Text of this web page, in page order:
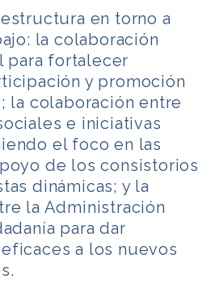
en torno a
la colaboración
para fortalecer
y promoción
la colaboración entre
e iniciativas
el foco en las
de los consistorios
dinámicas; y la
la Administración
para dar
a los nuevos